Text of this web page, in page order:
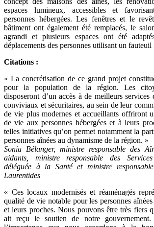
espaces lumineux, accessibles et
personnes hébergées. Les fenêtres et le
bâtiment ont également été remplacés, le
agrandi et plusieurs espaces ont été
déplacements des personnes utilisant un fauteuil
Citations :
« La concrétisation de ce grand projet
pour la population de la région. Les
disposeront d’un accès à de meilleurs services
conviviaux et sécuritaires, au sein de leur
de vie plus modernes et accueillants offriront
de vie aux personnes hébergées et à leurs
telles initiatives qu’on permet notamment la
personnes aînées au dynamisme de la région. »
Sonia Bélanger, ministre responsable des
aidants, ministre responsable des
déléguée à la Santé et ministre
Laurentides
« Ces locaux modernisés et réaménagés
qualité de vie notable pour les personnes
et leurs proches. Nous pouvons être très fiers
ait reçu le soutien de notre